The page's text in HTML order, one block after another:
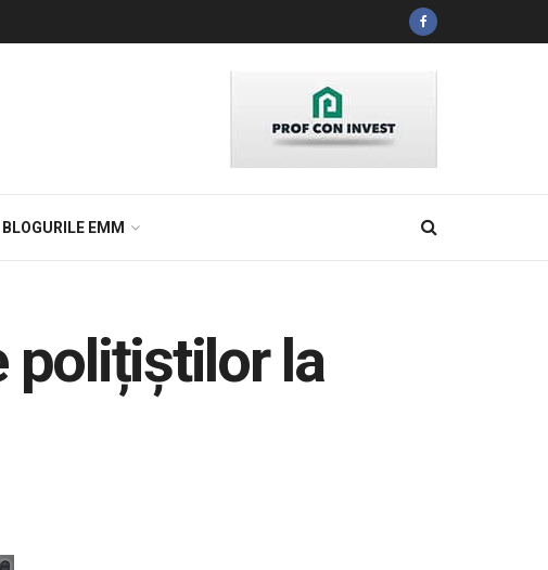
BLOGURILE EMM
polițiștilor la